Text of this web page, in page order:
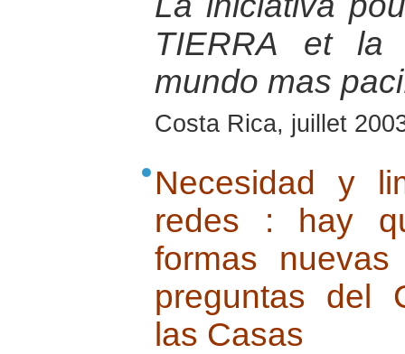
TIERRA et la
mundo mas
Costa Rica, juillet
Necesidad y
redes : hay
formas
preguntas del
las Casas